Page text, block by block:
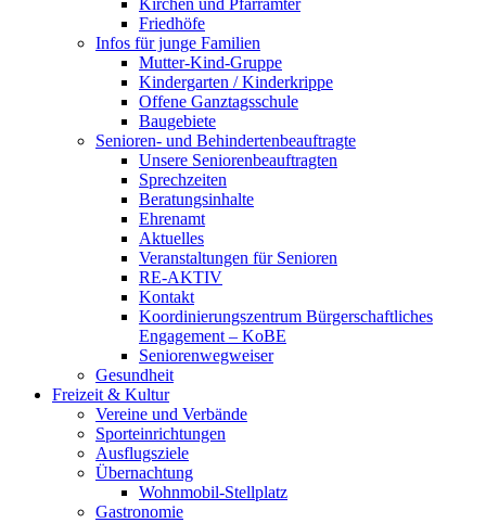
Kirchen und Pfarrämter
Friedhöfe
Infos für junge Familien
Mutter-Kind-Gruppe
Kindergarten / Kinderkrippe
Offene Ganztagsschule
Baugebiete
Senioren- und Behindertenbeauftragte
Unsere Seniorenbeauftragten
Sprechzeiten
Beratungsinhalte
Ehrenamt
Aktuelles
Veranstaltungen für Senioren
RE-AKTIV
Kontakt
Koordinierungszentrum Bürgerschaftliches
Engagement – KoBE
Seniorenwegweiser
Gesundheit
Freizeit & Kultur
Vereine und Verbände
Sporteinrichtungen
Ausflugsziele
Übernachtung
Wohnmobil-Stellplatz
Gastronomie